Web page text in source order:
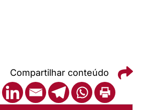
Compartilhar conteúdo